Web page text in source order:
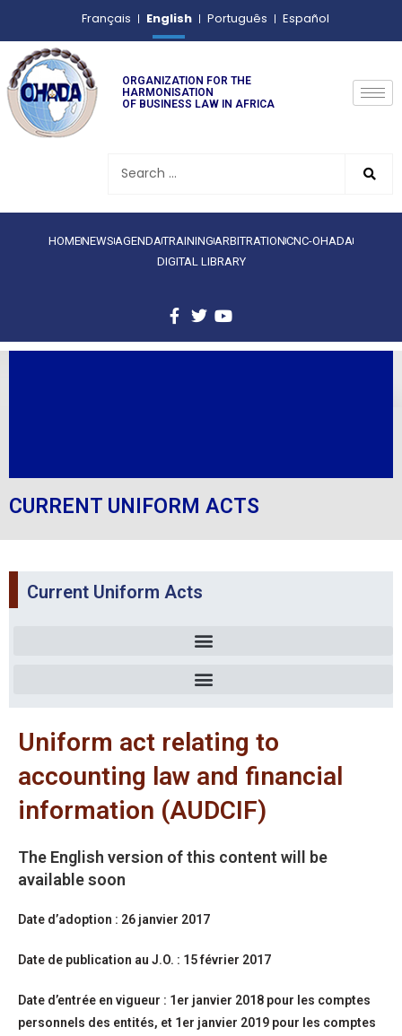
Français English Português Español
ORGANIZATION FOR THE
HARMONISATION
OF BUSINESS LAW IN AFRICA
HOMENEWS AGENDATRAINING ARBITRATIONCNC-OHADA
DIGITAL LIBRARY
CURRENT UNIFORM ACTS
Current Uniform Acts
Uniform act relating to
accounting law and financial
information (AUDCIF)
The English version of this content will be
available soon
Date d’adoption : 26 janvier 2017
Date de publication au J.O. : 15 février 2017
Date d’entrée en vigueur : 1er janvier 2018 pour les comptes
personnels des entités, et 1er janvier 2019 pour les comptes